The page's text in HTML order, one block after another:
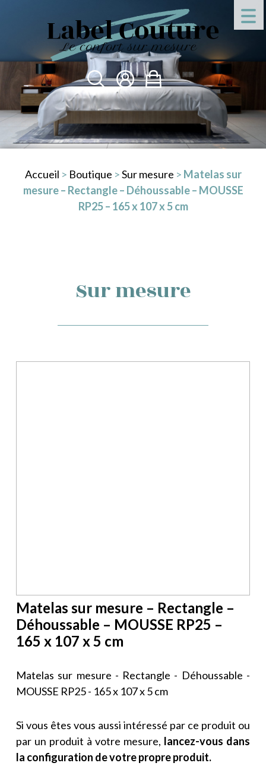
Accueil > Boutique >Sur mesure > Matelas sur
mesure – Rectangle – Déhoussable – MOUSSE
RP25 – 165 x 107 x 5 cm
Sur mesure
Matelas sur mesure – Rectangle –
Déhoussable – MOUSSE RP25 –
165 x 107 x 5 cm
Matelas sur mesure - Rectangle - Déhoussable -
MOUSSE RP25 - 165 x 107 x 5 cm
Si vous êtes vous aussi intéressé par ce produit ou
par un produit à votre mesure, lancez-vous dans
la configuration de votre propre produit.